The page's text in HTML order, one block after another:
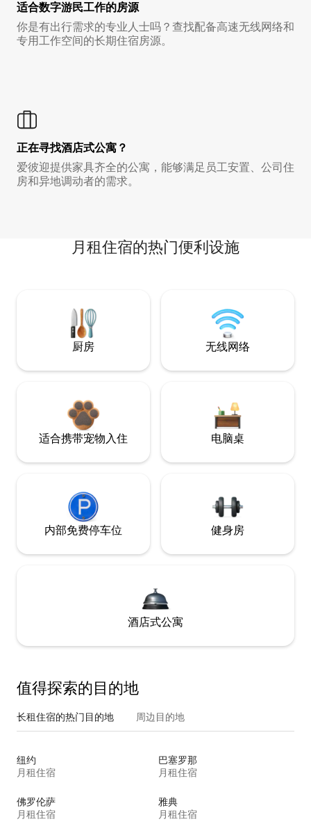
适合数字游民工作的房源
你是有出行需求的专业人士吗？查找配备高速无线网络和
专用工作空间的长期住宿房源。
正在寻找酒店式公寓？
爱彼迎提供家具齐全的公寓，能够满足员工安置、公司住
房和异地调动者的需求。
月租住宿的热门便利设施
厨房 无线网络
适合携带宠物入住 电脑桌
内部免费停车位 健身房
酒店式公寓
值得探索的目的地
长租住宿的热门目的地 周边目的地
纽约
月租住宿
巴塞罗那
月租住宿
佛罗伦萨
月租住宿
雅典
月租住宿